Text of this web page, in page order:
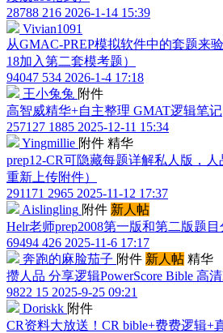
28788 216 2026-1-14 15:39
Vivian1091
从GMAC-PREP模拟软件中的套题来
18加入第二套模考题）
94047 534 2026-1-4 17:18
王小兔兔 附件
高智威精华+自主整理 GMAT逻辑笔记
257127 1885 2025-12-11 15:34
Yingmillie 附件 精华
prep12-CR可隐藏每题详解私人版，
重新上传附件）
291171 2965 2025-11-12 17:37
Aislingling 附件 新人帖
Helr老师prep2008第一版和第二版题目
69494 426 2025-11-6 17:17
奔跑的麻脸茄子 附件 新人帖 精华
攒人品 分享逻辑PowerScore Bible 高
9822 15 2025-9-25 09:21
Doriskk 附件
CR资料大放送！CR bible+费费逻辑+